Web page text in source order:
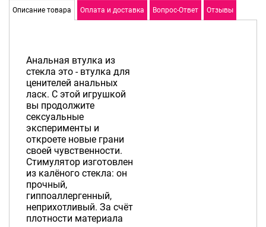
Описание товара Оплата и доставка Вопрос-Ответ Отзывы
Анальная втулка из
стекла это - втулка для
ценителей анальных
ласк. С этой игрушкой
вы продолжите
сексуальные
эксперименты и
откроете новые грани
своей чувственности.
Стимулятор изготовлен
из калёного стекла: он
прочный,
гиппоаллергенный,
неприхотливый. За счёт
плотности материала